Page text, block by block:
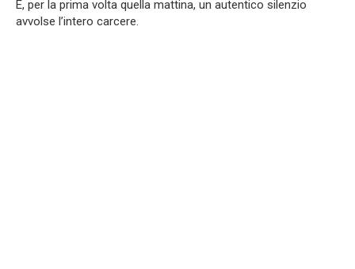
E, per la prima volta quella mattina, un autentico silenzio
avvolse l’intero carcere.